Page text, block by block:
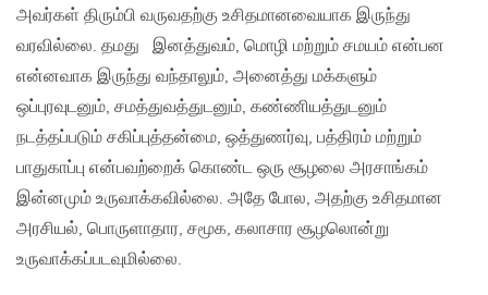
அவர்கள் திரும்பி வருவதற்கு உசிதமானவையாக இருந்து
வரவில்லை. தமது இனத்துவம், மொழி மற்றும் சமயம் என்பன
என்னவாக இருந்து வந்தாலும், அனைத்து மக்களும்
ஒப்புரவுடனும், சமத்துவத்துடனும், கண்ணியத்துடனும்
நடத்தப்படும் சகிப்புத்தன்மை, ஒத்துணர்வு, பத்திரம் மற்றும்
பாதுகாப்பு என்பவற்றைக் கொண்ட ஒரு சூழலை அரசாங்கம்
இன்னமும் உருவாக்கவில்லை. அதே போல, அதற்கு உசிதமான
அரசியல், பொருளாதார, சமூக, கலாசார சூழலொன்று
உருவாக்கப்படவுமில்லை.